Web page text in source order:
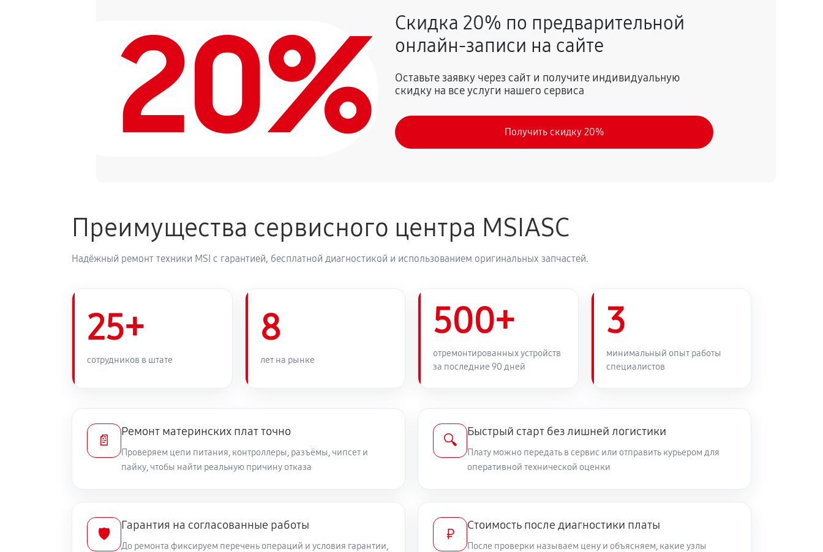
20%
Скидка 20% по предварительной
онлайн-записи на сайте
Оставьте заявку через сайт и получите индивидуальную
скидку на все услуги нашего сервиса
Получить скидку 20%
Преимущества сервисного центра MSIASC
Надёжный ремонт техники MSI с гарантией, бесплатной диагностикой и использованием оригинальных запчастей.
25+
сотрудников в штате
8
лет на рынке
500+
отремонтированных устройств
за последние 90 дней
3
минимальный опыт работы
специалистов
📄
Ремонт материнских плат точно
Проверяем цепи питания, контроллеры, разъёмы, чипсет и
пайку, чтобы найти реальную причину отказа
🔍
Быстрый старт без лишней логистики
Плату можно передать в сервис или отправить курьером для
оперативной технической оценки
🛡️
Гарантия на согласованные работы
До ремонта фиксируем перечень операций и условия гарантии,
₽
Стоимость после диагностики платы
После проверки называем цену и объясняем, какие узлы